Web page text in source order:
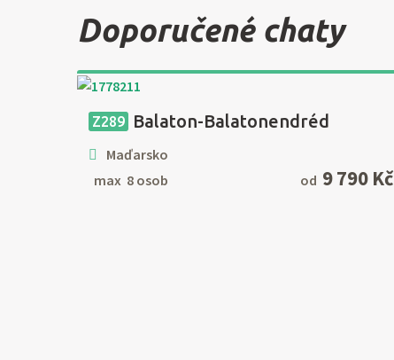
Doporučené chaty
Z289 Balaton-Balatonendréd
Maďarsko
max 8 osob
od 9 790 Kč